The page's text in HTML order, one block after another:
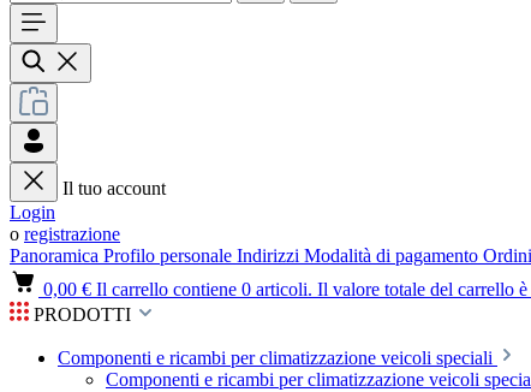
Il tuo account
Login
o registrazione
Panoramica Profilo personale Indirizzi Modalità di pagamento Ordini
0,00 € Il carrello contiene 0 articoli. Il valore totale del carrello è
PRODOTTI
Componenti e ricambi per climatizzazione veicoli speciali
Componenti e ricambi per climatizzazione veicoli